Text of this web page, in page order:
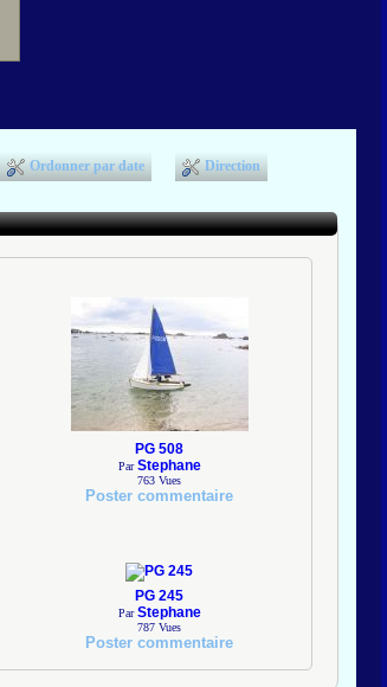
Ordonner par date Direction
PG 508
ParStephane
763 Vues
Poster commentaire
PG 245
ParStephane
787 Vues
Poster commentaire